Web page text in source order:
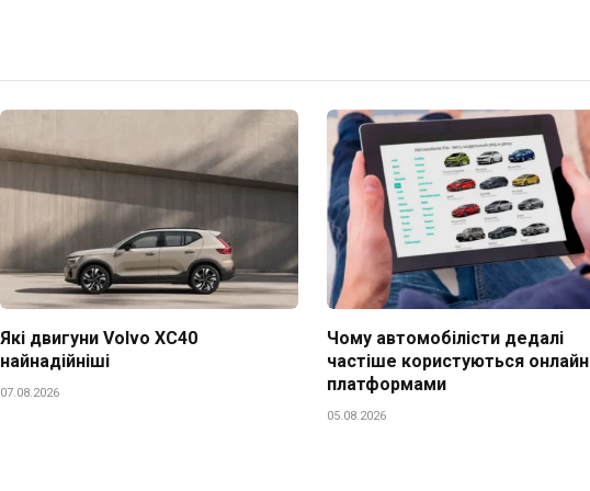
Які двигуни Volvo XC40
найнадійніші
07.08.2026
Чому автомобілісти дедалі
частіше користуються
платформами
05.08.2026